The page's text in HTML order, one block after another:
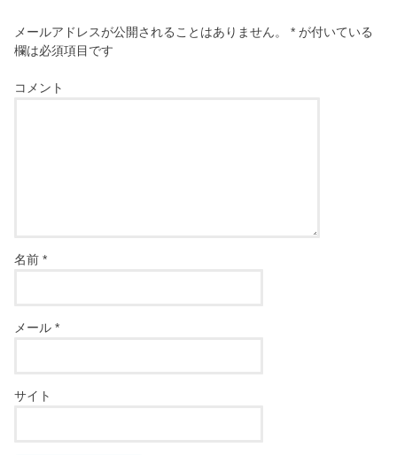
メールアドレスが公開されることはありません。 * が付いている
欄は必須項目です
コメント
名前*
メール*
サイト